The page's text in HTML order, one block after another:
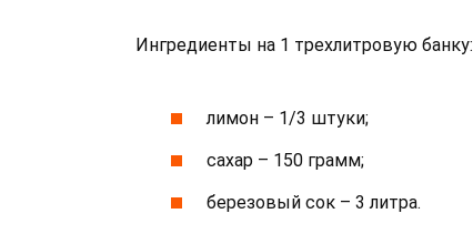
Ингредиенты на 1 трехлитровую банку:
лимон – 1/3 штуки;
сахар – 150 грамм;
березовый сок – 3 литра.